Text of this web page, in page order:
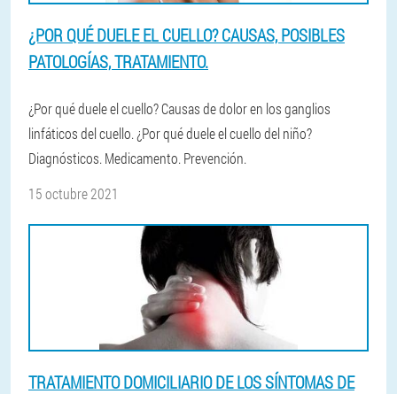
¿POR QUÉ DUELE EL CUELLO? CAUSAS, POSIBLES
PATOLOGÍAS, TRATAMIENTO.
¿Por qué duele el cuello? Causas de dolor en los ganglios
linfáticos del cuello. ¿Por qué duele el cuello del niño?
Diagnósticos. Medicamento. Prevención.
15 octubre 2021
TRATAMIENTO DOMICILIARIO DE LOS SÍNTOMAS DE